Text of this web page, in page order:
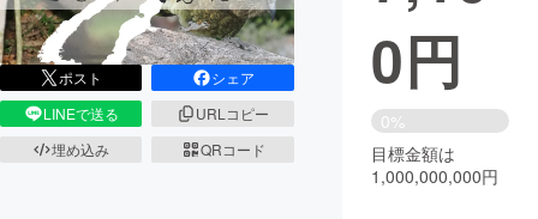
映像・映画 書籍・雑誌
ビジネス・起業 チャレンジ
まちづくり・地域活性化
ポスト
シェア
LINEで送る
URLコピー
埋め込み
QRコード
0円
0%
目標金額は
1,000,000,000円